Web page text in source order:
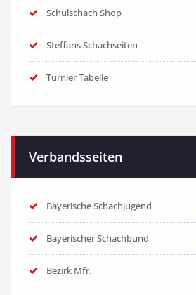
Schulschach Shop
Steffans Schachseiten
Turnier Tabelle
Verbandsseiten
Bayerische Schachjugend
Bayerischer Schachbund
Bezirk Mfr.